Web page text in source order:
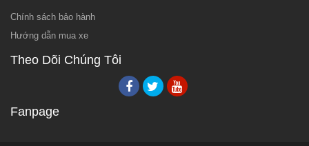
Chính sách bảo hành
Hướng dẫn mua xe
Theo Dõi Chúng Tôi
Fanpage